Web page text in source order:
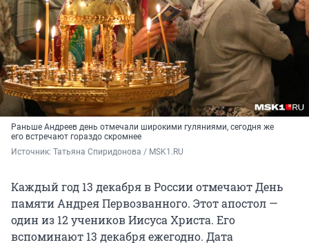
Раньше Андреев день отмечали широкими гуляниями, сегодня же
его встречают гораздо скромнее
Источник: Татьяна Спиридонова / MSK1.RU
Каждый год 13 декабря в России отмечают День
памяти Андрея Первозванного. Этот апостол —
один из 12 учеников Иисуса Христа. Его
вспоминают 13 декабря ежегодно. Дата